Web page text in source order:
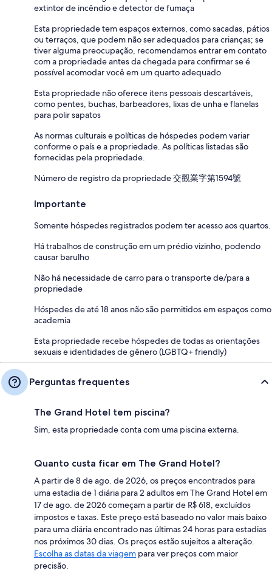
extintor de incêndio e detector de fumaça
Esta propriedade tem espaços externos, como sacadas, pátios
ou terraços, que podem não ser adequados para crianças; se
tiver alguma preocupação, recomendamos entrar em contato
com a propriedade antes da chegada para confirmar se é
possível acomodar você em um quarto adequado
Esta propriedade não oferece itens pessoais descartáveis,
como pentes, buchas, barbeadores, lixas de unha e flanelas
para polir sapatos
As normas culturais e políticas de hóspedes podem variar
conforme o país e a propriedade. As políticas listadas são
fornecidas pela propriedade.
Número de registro da propriedade 交觀業字第1594號
Importante
Somente hóspedes registrados podem ter acesso aos quartos.
Há trabalhos de construção em um prédio vizinho, podendo
causar barulho
Não há necessidade de carro para o transporte de/para a
propriedade
Hóspedes de até 18 anos não são permitidos em espaços como
academia
Esta propriedade recebe hóspedes de todas as orientações
sexuais e identidades de gênero (LGBTQ+ friendly)
Perguntas frequentes
The Grand Hotel tem piscina?
Sim, esta propriedade conta com uma piscina externa.
Quanto custa ficar em The Grand Hotel?
A partir de 8 de ago. de 2026, os preços encontrados para
uma estadia de 1 diária para 2 adultos em The Grand Hotel em
17 de ago. de 2026 começam a partir de R$ 618, excluídos
impostos e taxas. Este preço está baseado no valor mais baixo
para uma diária encontrado nas últimas 24 horas para estadias
nos próximos 30 dias. Os preços estão sujeitos a alteração.
Escolha as datas da viagem para ver preços com maior
precisão.